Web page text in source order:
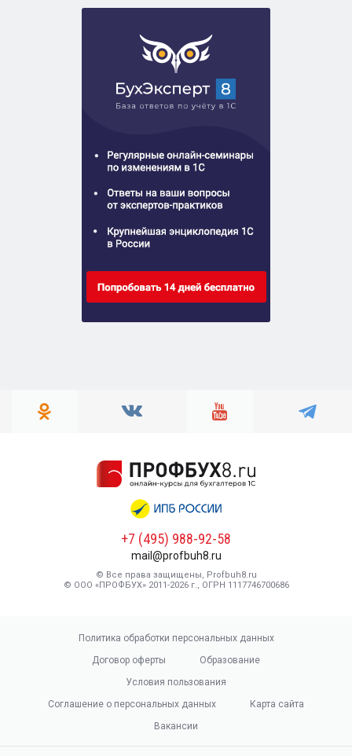
+7 (495) 988-92-58
mail@profbuh8.ru
© Все права защищены, Profbuh8.ru
© ООО «ПРОФБУХ» 2011-2026 г., ОГРН 1117746700686
Политика обработки персональных данных
Договор оферты
Образование
Условия пользования
Соглашение о персональных данных
Карта сайта
Вакансии